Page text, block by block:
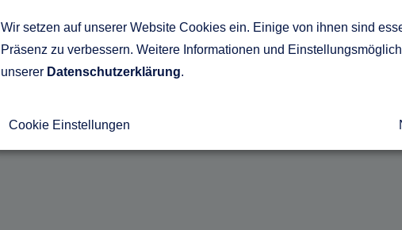
Wir setzen auf unserer Website Cookies ein. Einige von ihnen sind
Präsenz zu verbessern. Weitere Informationen und
unserer Datenschutzerklärung.
Cookie Einstellungen